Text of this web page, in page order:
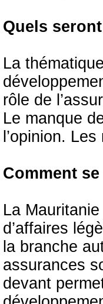
Quels
La
rôle de
Le manque
l’opinion.
Comment
La
d’affaires
la branche
assurances
devant